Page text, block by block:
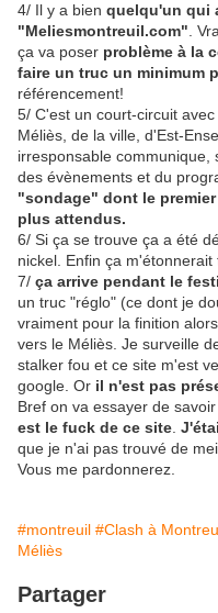
4/ Il y a bien quelqu'un qui
"Meliesmontreuil.com" .
ça va poser problème à la
faire un truc un minimum
référencement!
5/ C'est un court-circuit
Méliès, de la ville, d'Est-
irresponsable
des évènements et du
"sondage" dont le
plus attendus.
6/ Si ça se trouve ça a été
nickel. Enfin ça
7/ ça arrive pendant le
un truc "réglo" (ce dont je
vraiment pour la finition
vers le Méliès. Je surveille
stalker fou et ce site m'est
google. Or il n'est pas
Bref on va essayer de
est le fuck de ce site
que je n'ai pas trouvé de
Vous me pardonnerez.
#montreuil #Clash à
Méliès
Partager